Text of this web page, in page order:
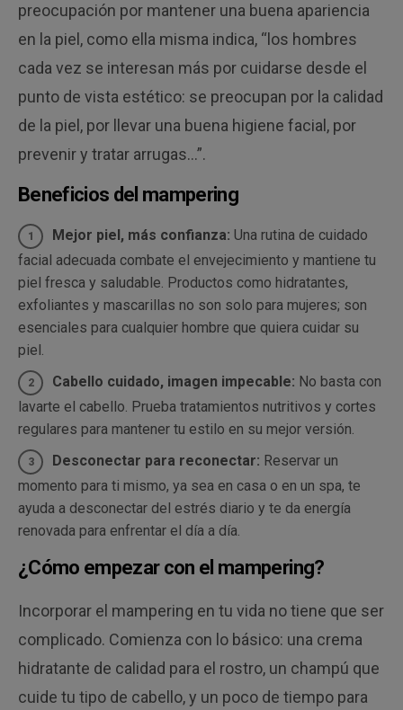
preocupación por mantener una buena apariencia
en la piel, como ella misma indica, “los hombres
cada vez se interesan más por cuidarse desde el
punto de vista estético: se preocupan por la calidad
de la piel, por llevar una buena higiene facial, por
prevenir y tratar arrugas…”.
Beneficios del mampering
Mejor piel, más confianza: Una rutina de cuidado
facial adecuada combate el envejecimiento y mantiene tu
piel fresca y saludable. Productos como hidratantes,
exfoliantes y mascarillas no son solo para mujeres; son
esenciales para cualquier hombre que quiera cuidar su
piel.
Cabello cuidado, imagen impecable: No basta con
lavarte el cabello. Prueba tratamientos nutritivos y cortes
regulares para mantener tu estilo en su mejor versión.
Desconectar para reconectar: Reservar un
momento para ti mismo, ya sea en casa o en un spa, te
ayuda a desconectar del estrés diario y te da energía
renovada para enfrentar el día a día.
¿Cómo empezar con el mampering?
Incorporar el mampering en tu vida no tiene que ser
complicado. Comienza con lo básico: una crema
hidratante de calidad para el rostro, un champú que
cuide tu tipo de cabello, y un poco de tiempo para